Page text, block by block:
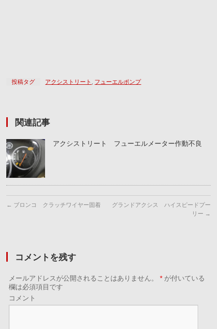
投稿タグ アクシストリート フューエルポンプ
関連記事
アクシストリート フューエルメーター作動不良
← ブロンコ クラッチワイヤー固着
グランドアクシス ハイスピードプー
リー →
コメントを残す
メールアドレスが公開されることはありません。 * が付いている
欄は必須項目です
コメント